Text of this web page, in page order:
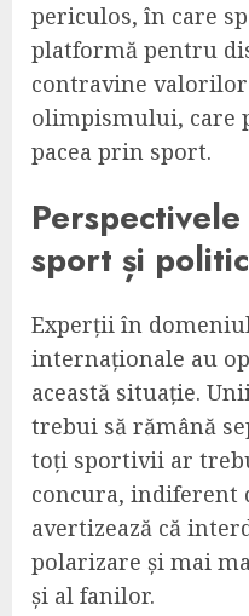
periculos, în care
platformă pentru
contravine
olimpismului, care
pacea prin sport.
sport și
Experții în
internaționale au
această situație.
trebui să rămână
toți sportivii ar
concura, indiferent
avertizează că
polarizare și mai
și al fanilor.